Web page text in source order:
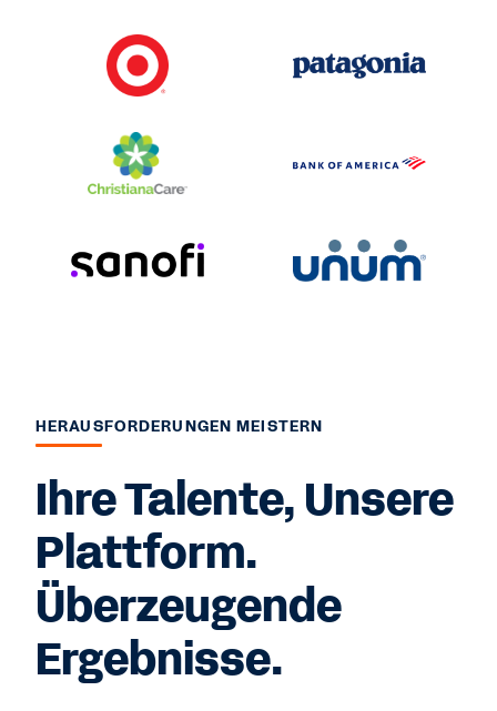
HERAUSFORDERUNGEN MEISTERN
Ihre Talente, Unsere
Plattform.
Überzeugende
Ergebnisse.